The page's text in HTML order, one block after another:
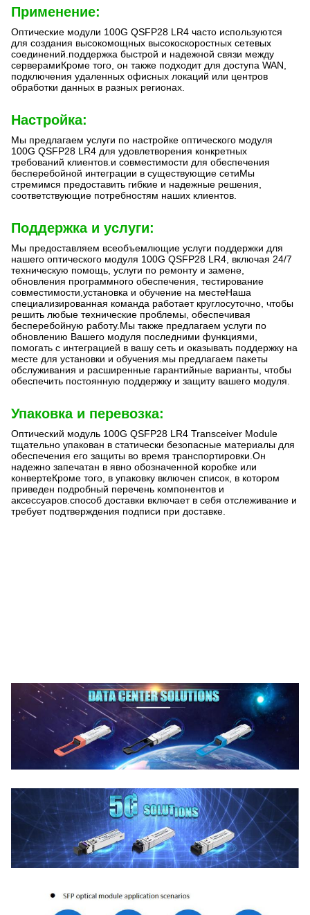
Применение:
Оптические модули 100G QSFP28 LR4 часто используются
для создания высокомощных высокоскоростных сетевых
соединений.поддержка быстрой и надежной связи между
серверамиКроме того, он также подходит для доступа WAN,
подключения удаленных офисных локаций или центров
обработки данных в разных регионах.
Настройка:
Мы предлагаем услуги по настройке оптического модуля
100G QSFP28 LR4 для удовлетворения конкретных
требований клиентов.и совместимости для обеспечения
бесперебойной интеграции в существующие сетиМы
стремимся предоставить гибкие и надежные решения,
соответствующие потребностям наших клиентов.
Поддержка и услуги:
Мы предоставляем всеобъемлющие услуги поддержки для
нашего оптического модуля 100G QSFP28 LR4, включая 24/7
техническую помощь, услуги по ремонту и замене,
обновления программного обеспечения, тестирование
совместимости,установка и обучение на местеНаша
специализированная команда работает круглосуточно, чтобы
решить любые технические проблемы, обеспечивая
бесперебойную работу.Мы также предлагаем услуги по
обновлению Вашего модуля последними функциями,
помогать с интеграцией в вашу сеть и оказывать поддержку на
месте для установки и обучения.мы предлагаем пакеты
обслуживания и расширенные гарантийные варианты, чтобы
обеспечить постоянную поддержку и защиту вашего модуля.
Упаковка и перевозка:
Оптический модуль 100G QSFP28 LR4 Transceiver Module
тщательно упакован в статически безопасные материалы для
обеспечения его защиты во время транспортировки.Он
надежно запечатан в явно обозначенной коробке или
конвертеКроме того, в упаковку включен список, в котором
приведен подробный перечень компонентов и
аксессуаров.способ доставки включает в себя отслеживание и
требует подтверждения подписи при доставке.